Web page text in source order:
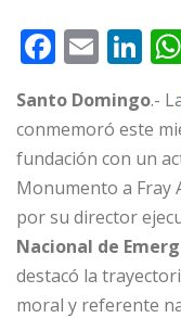
F
a
c
e
b
o
o
k
E
m
ai
l
Li
k
e
dI
n
Santo Domingo.-
conmemoró este
fundación con un
Monumento a Fray
por su director
Nacional de
destacó la
moral y referente